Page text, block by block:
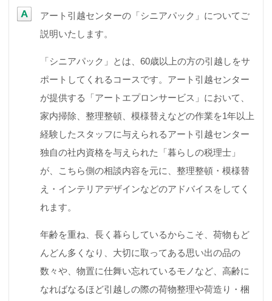
アート引越センターの「シニアパック」についてご
説明いたします。
「シニアパック」とは、60歳以上の方の引越しをサ
ポートしてくれるコースです。アート引越センター
が提供する「アートエプロンサービス」において、
家内掃除、整理整頓、模様替えなどの作業を1年以上
経験したスタッフに与えられるアート引越センター
独自の社内資格を与えられた「暮らしの税理士」
が、こちら側の相談内容を元に、整理整頓・模様替
え・インテリアデザインなどのアドバイスをしてく
れます。
年齢を重ね、長く暮らしているからこそ、荷物もど
んどん多くなり、大切に取ってある思い出の品の
数々や、物置に仕舞い忘れているモノなど、高齢に
なればなるほど引越しの際の荷物整理や荷造り・梱